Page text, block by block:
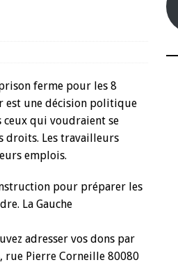
ferme pour les 8
est une décision politique
qui voudraient se
droits. Les travailleurs
emplois.
pour préparer les
La Gauche
adresser vos dons par
rue Pierre Corneille 80080